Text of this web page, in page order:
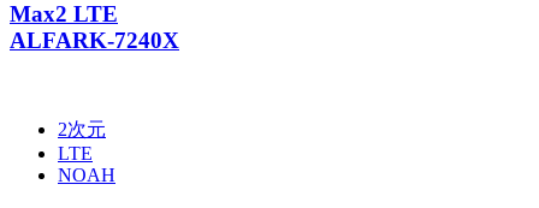
Max2 LTE
ALFARK-7240X
2次元
LTE
NOAH